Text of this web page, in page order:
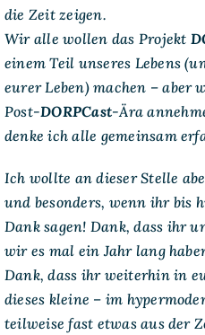
die Zeit zeigen.
Wir alle wollen das Projekt
einem Teil unseres Lebens
eurer Leben) machen – aber
Post-DORPCast-Ära
denke ich alle gemeinsam
Ich wollte an dieser Stelle
und besonders, wenn ihr bis
Dank sagen! Dank, dass ihr
wir es mal ein Jahr lang
Dank, dass ihr weiterhin in
dieses kleine – im
teilweise fast etwas aus der